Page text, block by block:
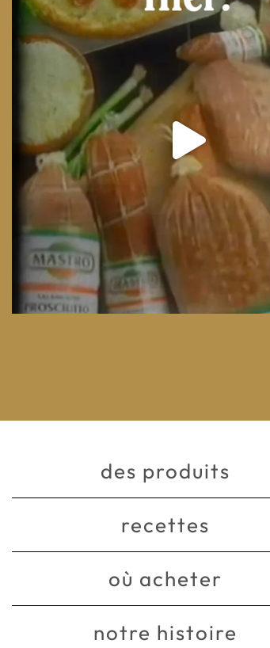
8 0
des produits
recettes
où acheter
notre histoire